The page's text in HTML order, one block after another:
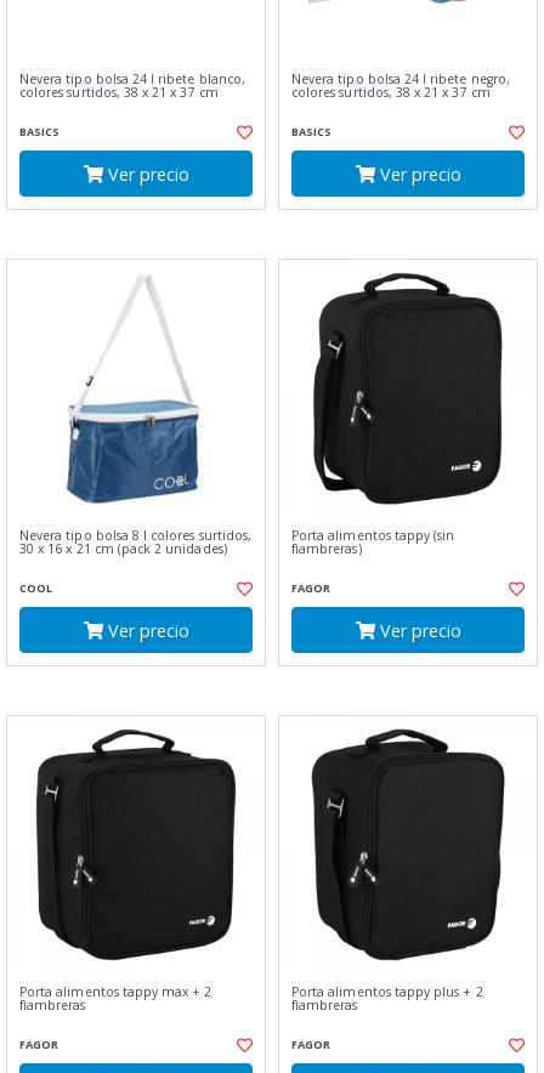
Nevera tipo bolsa 24 l ribete blanco,
colores surtidos, 38 x 21 x 37 cm
BASICS
Ver precio
Nevera tipo bolsa 24 l ribete negro,
colores surtidos, 38 x 21 x 37 cm
BASICS
Ver precio
Nevera tipo bolsa 8 l colores surtidos,
30 x 16 x 21 cm (pack 2 unidades)
COOL
Ver precio
Porta alimentos tappy (sin
fiambreras)
FAGOR
Ver precio
Porta alimentos tappy max + 2
fiambreras
FAGOR
Porta alimentos tappy plus + 2
fiambreras
FAGOR